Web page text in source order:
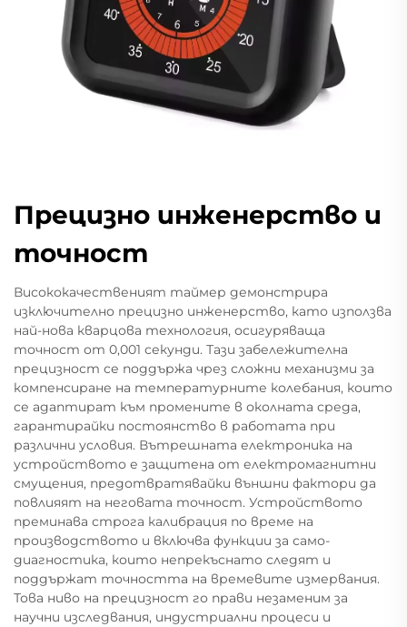
Прецизно инженерство и
точност
Висококачественият таймер демонстрира
изключително прецизно инженерство, като използва
най-нова кварцова технология, осигуряваща
точност от 0,001 секунди. Тази забележителна
прецизност се поддържа чрез сложни механизми за
компенсиране на температурните колебания, които
се адаптират към промените в околната среда,
гарантирайки постоянство в работата при
различни условия. Вътрешната електроника на
устройството е защитена от електромагнитни
смущения, предотвратявайки външни фактори да
повлияят на неговата точност. Устройството
преминава строга калибрация по време на
производството и включва функции за само-
диагностика, които непрекъснато следят и
поддържат точността на времевите измервания.
Това ниво на прецизност го прави незаменим за
научни изследвания, индустриални процеси и